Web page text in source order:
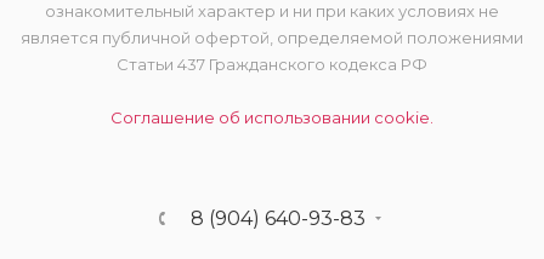
ознакомительный характер и ни при каких условиях не
является публичной офертой, определяемой положениями
Статьи 437 Гражданского кодекса РФ
Соглашение об использовании cookie.
8 (904) 640-93-83